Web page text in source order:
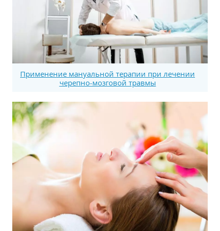
Применение мануальной терапии при лечении
черепно-мозговой травмы